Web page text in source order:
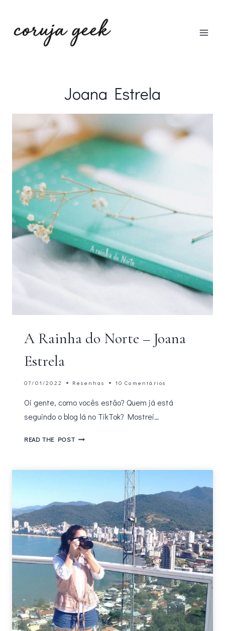
Joana Estrela
A Rainha do Norte – Joana
Estrela
07/01/2022 Resenhas 10 Comentários
Oi gente, como vocês estão? Quem já está
seguindo o blog lá no TikTok? Mostrei…
READ THE POSTA
NORTE
ESTRELA